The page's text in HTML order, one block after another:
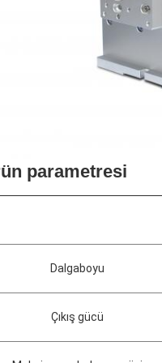
parametresi
Dalgaboyu
Çıkış gücü